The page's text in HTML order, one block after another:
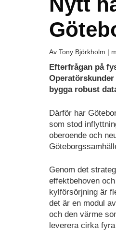
Av Tony Björkholm |
Efterfrågan på
bygga robust
Därför har
som stod
oberoende och
Genom det
effektbehoven
kylförsörjning är
det är en modul
och den värme
leverera cirka